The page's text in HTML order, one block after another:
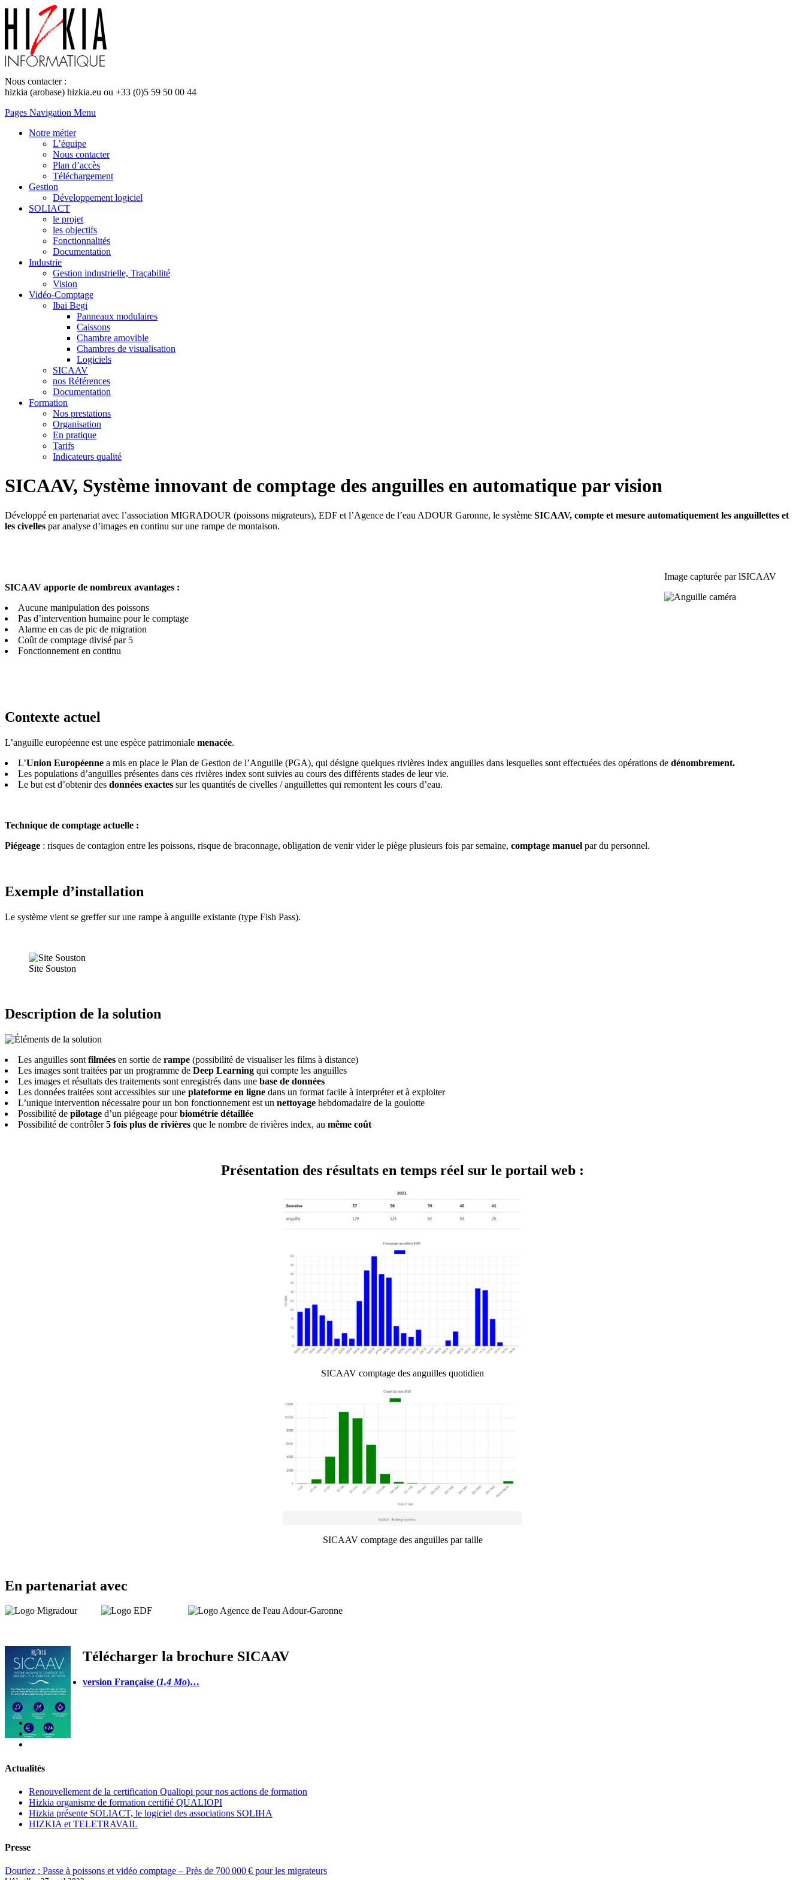
Nous contacter :
hizkia (arobase) hizkia.eu ou +33 (0)5 59 50 00 44
Pages Navigation Menu
Notre métier
L’équipe
Nous contacter
Plan d’accès
Téléchargement
Gestion
Développement logiciel
SOLIACT
le projet
les objectifs
Fonctionnalités
Documentation
Industrie
Gestion industrielle, Traçabilité
Vision
Vidéo-Comptage
Ibaï Begi
Panneaux modulaires
Caissons
Chambre amovible
Chambres de visualisation
Logiciels
SICAAV
nos Références
Documentation
Formation
Nos prestations
Organisation
En pratique
Tarifs
Indicateurs qualité
SICAAV, Système innovant de comptage des anguilles en automatique par vision
Développé en partenariat avec l’association MIGRADOUR (poissons migrateurs), EDF et l’Agence de l’eau ADOUR Garonne, le système SICAAV, compte et mesure automatiquement les anguillettes et
les civelles par analyse d’images en continu sur une rampe de montaison.
Image capturée par lSICAAV
SICAAV apporte de nombreux avantages :
Aucune manipulation des poissons
Pas d’intervention humaine pour le comptage
Alarme en cas de pic de migration
Coût de comptage divisé par 5
Fonctionnement en continu
Contexte actuel
L’anguille européenne est une espèce patrimoniale menacée.
L’Union Européenne a mis en place le Plan de Gestion de l’Anguille (PGA), qui désigne quelques rivières index anguilles dans lesquelles sont effectuées des opérations de dénombrement.
Les populations d’anguilles présentes dans ces rivières index sont suivies au cours des différents stades de leur vie.
Le but est d’obtenir des données exactes sur les quantités de civelles / anguillettes qui remontent les cours d’eau.
Technique de comptage actuelle :
Piégeage : risques de contagion entre les poissons, risque de braconnage, obligation de venir vider le piège plusieurs fois par semaine, comptage manuel par du personnel.
Exemple d’installation
Le système vient se greffer sur une rampe à anguille existante (type Fish Pass).
Site Souston
Description de la solution
Les anguilles sont filmées en sortie de rampe (possibilité de visualiser les films à distance)
Les images sont traitées par un programme de Deep Learning qui compte les anguilles
Les images et résultats des traitements sont enregistrés dans une base de données
Les données traitées sont accessibles sur une plateforme en ligne dans un format facile à interpréter et à exploiter
L’unique intervention nécessaire pour un bon fonctionnement est un nettoyage hebdomadaire de la goulotte
Possibilité de pilotage d’un piégeage pourbiométrie détaillée
Possibilité de contrôler5 fois plus de rivières que le nombre de rivières index, au même coût
Présentation des résultats en temps réel sur le portail web :
SICAAV comptage des anguilles quotidien
SICAAV comptage des anguilles par taille
En partenariat avec
Télécharger la brochure SICAAV
version Française (1,4 Mo)…
Actualités
Renouvellement de la certification Qualiopi pour nos actions de formation
Hizkia organisme de formation certifié QUALIOPI
Hizkia présente SOLIACT, le logiciel des associations SOLIHA
HIZKIA et TELETRAVAIL
Presse
Douriez : Passe à poissons et vidéo comptage – Près de 700 000 € pour les migrateurs